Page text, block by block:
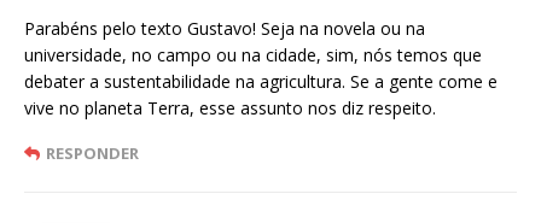
Parabéns pelo texto Gustavo! Seja na novela ou na
universidade, no campo ou na cidade, sim, nós temos que
debater a sustentabilidade na agricultura. Se a gente come e
vive no planeta Terra, esse assunto nos diz respeito.
RESPONDER